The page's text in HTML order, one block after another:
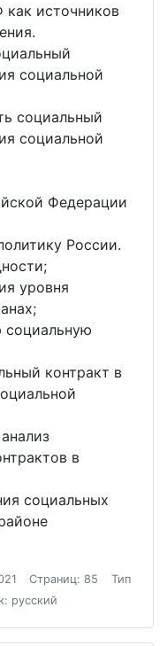
как источников
социальной
социальный
социальной
Федерации
России.
уровня
социальную
контракт в
в
социальных
Страниц: 85
Тип
русский